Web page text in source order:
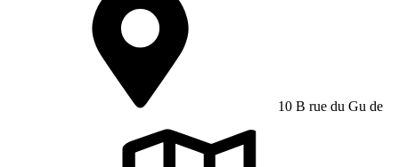
10 B rue du Gu de